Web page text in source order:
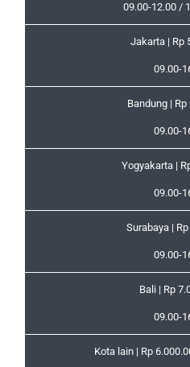
09.00-12.00 /
Jakarta | Rp
09.00-
Bandung |
09.00-
Yogyakarta |
09.00-
Surabaya |
09.00-
Bali | Rp
09.00-
Kota lain | Rp